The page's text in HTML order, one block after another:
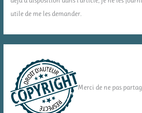
utile de me les demander.
Merci de ne pas